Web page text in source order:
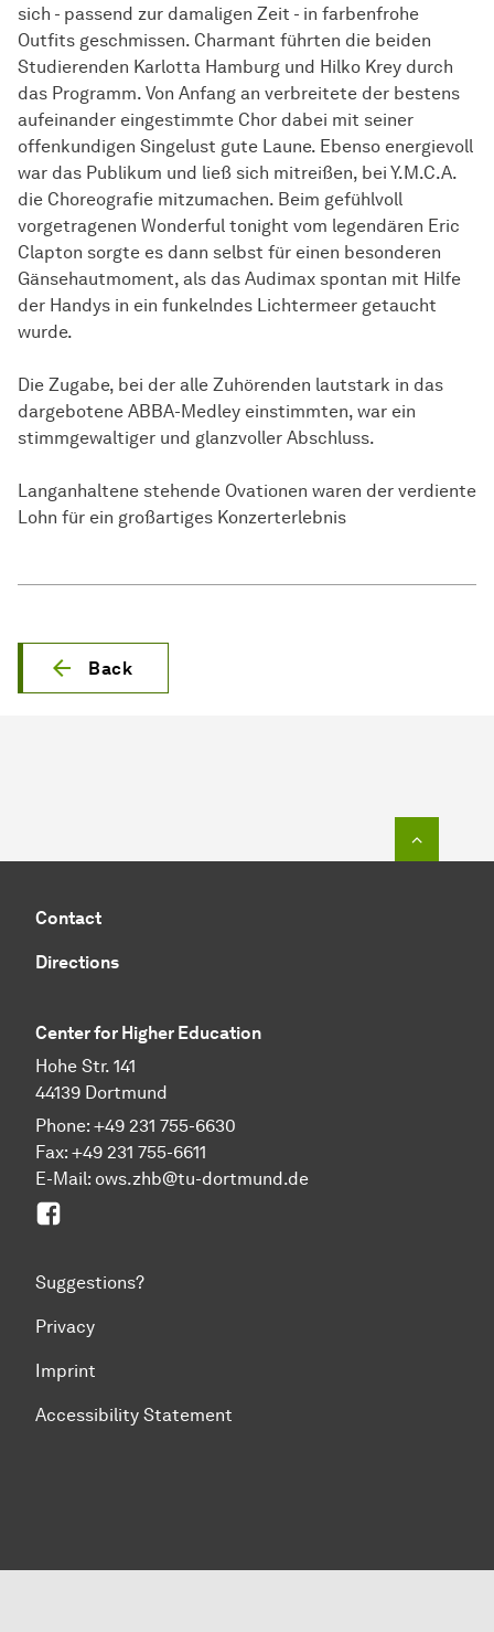
sich - passend zur damaligen Zeit - in farbenfrohe
Outfits geschmissen. Charmant führten die beiden
Studierenden Karlotta Hamburg und Hilko Krey durch
das Programm. Von Anfang an verbreitete der bestens
aufeinander eingestimmte Chor dabei mit seiner
offenkundigen Singelust gute Laune. Ebenso energievoll
war das Publikum und ließ sich mitreißen, bei Y.M.C.A.
die Choreografie mitzumachen. Beim gefühlvoll
vorgetragenen Wonderful tonight vom legendären Eric
Clapton sorgte es dann selbst für einen besonderen
Gänsehautmoment, als das Audimax spontan mit Hilfe
der Handys in ein funkelndes Lichtermeer getaucht
wurde.
Die Zugabe, bei der alle Zuhörenden lautstark in das
dargebotene ABBA-Medley einstimmten, war ein
stimmgewaltiger und glanzvoller Abschluss.
Langanhaltene stehende Ovationen waren der verdiente
Lohn für ein großartiges Konzerterlebnis
Back
Contact
Directions
Center for Higher Education
Hohe Str. 141
44139 Dortmund
Phone: +49 231 755-6630
Fax: +49 231 755-6611
E-Mail: ows.zhb@tu-dortmund.de
Suggestions?
Privacy
Imprint
Accessibility Statement